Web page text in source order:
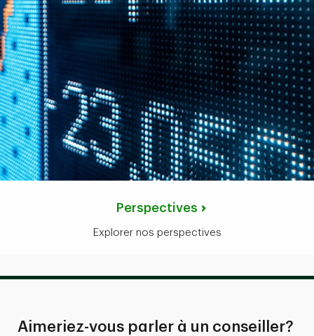
Perspectives
Explorer nos perspectives
Aimeriez-vous parler à un conseiller?